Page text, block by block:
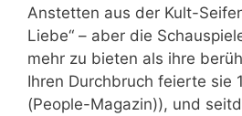
Anstetten aus der Kult-
Liebe“ – aber die
mehr zu bieten als ihre
Ihren Durchbruch feierte sie
(People-Magazin)), und